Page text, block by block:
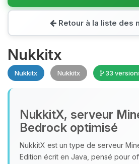
Retour à la liste des
Nukkitx
Nukkitx Nukkitx 33
NukkitX, serveur
Bedrock optimisé
NukkitX est un type de serveur
Edition écrit en Java, pensé pour
Youpi, enfin quelqu’un